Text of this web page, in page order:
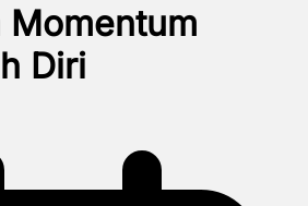
Momentum
Diri